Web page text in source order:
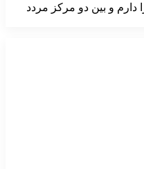
و بین دو مرکز مردد